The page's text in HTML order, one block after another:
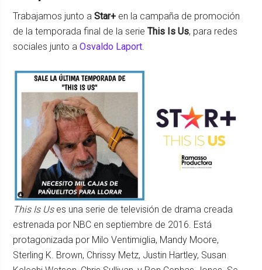
Trabajamos junto aStar+ en la campaña de promoción
de la temporada final de la serieThis Is Us, para redes
sociales junto aOsvaldo Laport.
This Is Uses una serie de televisión de drama creada
estrenada por NBC en septiembre de 2016. ​Está
protagonizada por Milo Ventimiglia, Mandy Moore,
Sterling K. Brown, Chrissy Metz, Justin Hartley, Susan